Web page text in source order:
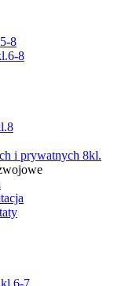
8
8
i prywatnych 8kl.
7